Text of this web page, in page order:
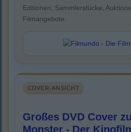
Editionen, Sammlerstücke,
Filmangebote.
COVER-ANSICHT
Großes DVD Cover
Monster - Der